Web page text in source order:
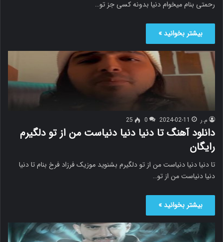
رحمتی بنام میخوام دنیا بدونه کسی جز تو…
بیشتر بخوانید »
م.ر 2024-02-11
0
25
دانلود آهنگ تا دنیا دنیا دنیاست من از تو دلگیرم
رایگان
تا دنیا دنیا دنیاست من از تو دلگیرم بشنوید موزیک فرزاد فرخ بنام تا دنیا
دنیا دنیاست من از تو…
بیشتر بخوانید »